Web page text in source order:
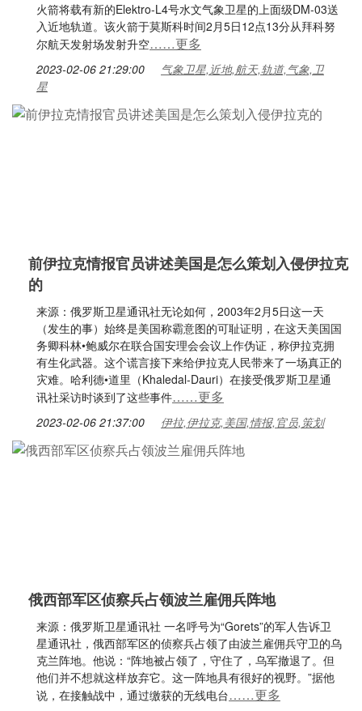
火箭将载有新的Elektro-L4号水文气象卫星的上面级DM-03送
入近地轨道。该火箭于莫斯科时间2月5日12点13分从拜科努
尔航天发射场发射升空……更多
2023-02-06 21:29:00
气象卫星,近地,航天,轨道,气象,卫
星
前伊拉克情报官员讲述美国是怎么策划入侵伊拉克
的
来源：俄罗斯卫星通讯社无论如何，2003年2月5日这一天
（发生的事）始终是美国称霸意图的可耻证明，在这天美国国
务卿科林•鲍威尔在联合国安理会会议上作伪证，称伊拉克拥
有生化武器。这个谎言接下来给伊拉克人民带来了一场真正的
灾难。哈利德•道里（Khaledal-Dauri）在接受俄罗斯卫星通
讯社采访时谈到了这些事件……更多
2023-02-06 21:37:00 伊拉,伊拉克,美国,情报,官员,策划
俄西部军区侦察兵占领波兰雇佣兵阵地
来源：俄罗斯卫星通讯社 一名呼号为“Gorets”的军人告诉卫
星通讯社，俄西部军区的侦察兵占领了由波兰雇佣兵守卫的乌
克兰阵地。他说：“阵地被占领了，守住了，乌军撤退了。但
他们并不想就这样放弃它。这一阵地具有很好的视野。”据他
说，在接触战中，通过缴获的无线电台……更多